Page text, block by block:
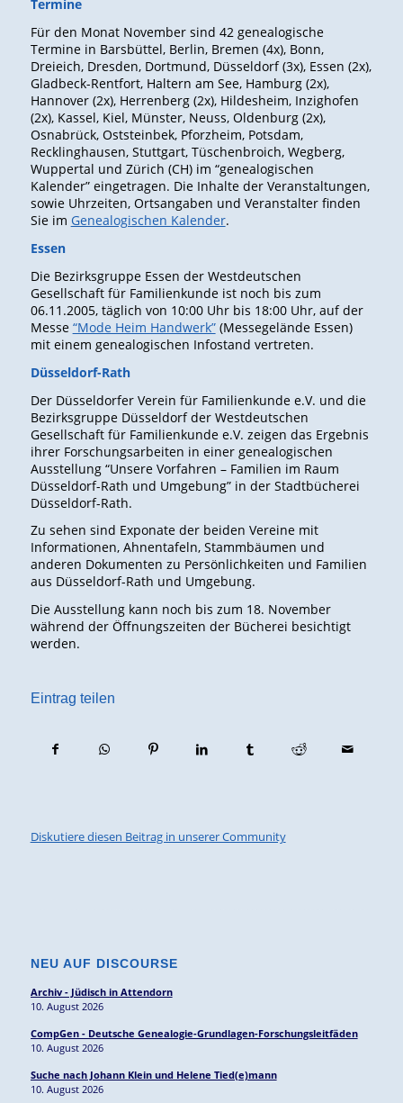
Termine
Für den Monat November sind 42 genealogische
Termine in Barsbüttel, Berlin, Bremen (4x), Bonn,
Dreieich, Dresden, Dortmund, Düsseldorf (3x), Essen (2x),
Gladbeck-Rentfort, Haltern am See, Hamburg (2x),
Hannover (2x), Herrenberg (2x), Hildesheim, Inzighofen
(2x), Kassel, Kiel, Münster, Neuss, Oldenburg (2x),
Osnabrück, Oststeinbek, Pforzheim, Potsdam,
Recklinghausen, Stuttgart, Tüschenbroich, Wegberg,
Wuppertal und Zürich (CH) im “genealogischen
Kalender” eingetragen. Die Inhalte der Veranstaltungen,
sowie Uhrzeiten, Ortsangaben und Veranstalter finden
Sie im Genealogischen Kalender.
Essen
Die Bezirksgruppe Essen der Westdeutschen
Gesellschaft für Familienkunde ist noch bis zum
06.11.2005, täglich von 10:00 Uhr bis 18:00 Uhr, auf der
Messe “Mode Heim Handwerk”(Messegelände Essen)
mit einem genealogischen Infostand vertreten.
Düsseldorf-Rath
Der Düsseldorfer Verein für Familienkunde e.V. und die
Bezirksgruppe Düsseldorf der Westdeutschen
Gesellschaft für Familienkunde e.V. zeigen das Ergebnis
ihrer Forschungsarbeiten in einer genealogischen
Ausstellung “Unsere Vorfahren – Familien im Raum
Düsseldorf-Rath und Umgebung” in der Stadtbücherei
Düsseldorf-Rath.
Zu sehen sind Exponate der beiden Vereine mit
Informationen, Ahnentafeln, Stammbäumen und
anderen Dokumenten zu Persönlichkeiten und Familien
aus Düsseldorf-Rath und Umgebung.
Die Ausstellung kann noch bis zum 18. November
während der Öffnungszeiten der Bücherei besichtigt
werden.
Eintrag teilen
Diskutiere diesen Beitrag in unserer Community
NEU AUF DISCOURSE
Archiv - Jüdisch in Attendorn
10. August 2026
CompGen - Deutsche Genealogie-Grundlagen-Forschungsleitfäden
10. August 2026
Suche nach Johann Klein und Helene Tied(e)mann
10. August 2026